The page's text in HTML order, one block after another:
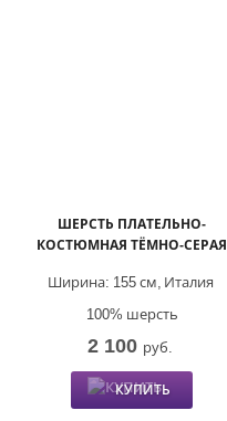
ШЕРСТЬ ПЛАТЕЛЬНО-
КОСТЮМНАЯ ТЁМНО-СЕРАЯ
Италия
Ширина: 155 см,
100% шерсть
2 100 руб.
КУПИТЬ